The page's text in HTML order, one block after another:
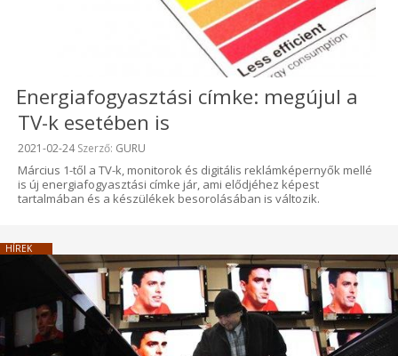
Energiafogyasztási címke: megújul a
TV-k esetében is
Beküldve:
2021-02-24Szerző: GURU
Március 1-től a TV-k, monitorok és digitális reklámképernyők mellé
is új energiafogyasztási címke jár, ami elődjéhez képest
tartalmában és a készülékek besorolásában is változik.
HÍREK